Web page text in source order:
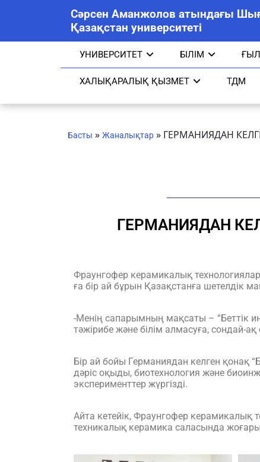
Сәрсен Аманжолов атындағы
Қазақстан университеті
УНИВЕРСИТЕТ БІЛІМ
ХАЛЫҚАРАЛЫҚ ҚЫЗМЕТ ТДМ
Басты » Жаналықтар » ГЕРМАНИЯДАН
ГЕРМАНИЯДАН
Фраунгофер керамикалық
ға бір ай бұрын Қазақстанға шетелдік
-Менің сапарымның мақсаты – “Беттік
тәжірибе және білім алмасуға, сондай-
Бір ай бойы Германиядан келген
дәріс оқыды, биотехнология және
эксперименттер жүргізді.
Айта кетейік, Фраунгофер
техникалық керамика саласында жоғары